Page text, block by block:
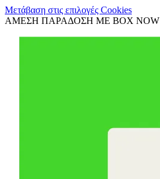
Μετάβαση στις επιλογές Cookies
ΑΜΕΣΗ ΠΑΡΑΔΟΣΗ ΜΕ BOX NOW